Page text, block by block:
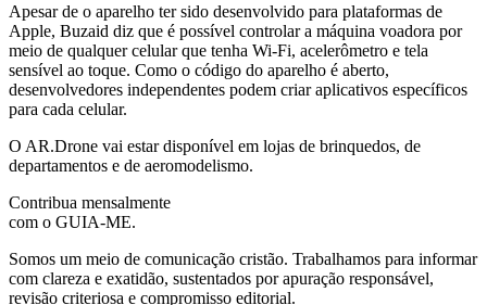
Apesar de o aparelho ter sido desenvolvido para plataformas de
Apple, Buzaid diz que é possível controlar a máquina voadora por
meio de qualquer celular que tenha Wi-Fi, acelerômetro e tela
sensível ao toque. Como o código do aparelho é aberto,
desenvolvedores independentes podem criar aplicativos específicos
para cada celular.
O AR.Drone vai estar disponível em lojas de brinquedos, de
departamentos e de aeromodelismo.
Contribua mensalmente
com o GUIA-ME.
Somos um meio de comunicação cristão. Trabalhamos para informar
com clareza e exatidão, sustentados por apuração responsável,
revisão criteriosa e compromisso editorial.